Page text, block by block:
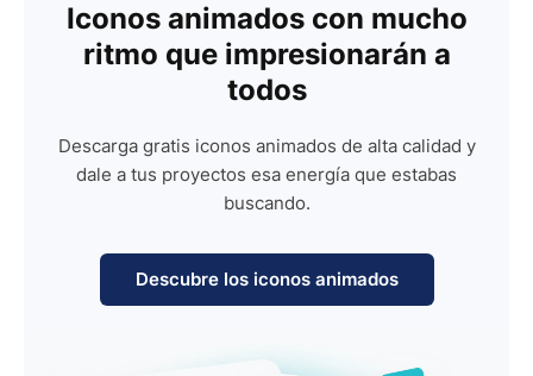
Iconos animados con mucho
ritmo que impresionarán a
todos
Descarga gratis iconos animados de alta calidad y
dale a tus proyectos esa energía que estabas
buscando.
Descubre los iconos animados